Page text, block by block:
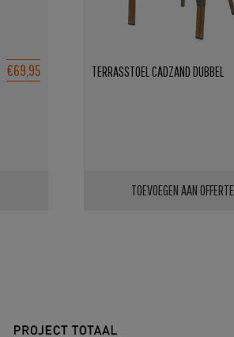
€69,95 TERRASSTOEL CADZAND DUBBEL
TOEVOEGEN AAN OFFERTE